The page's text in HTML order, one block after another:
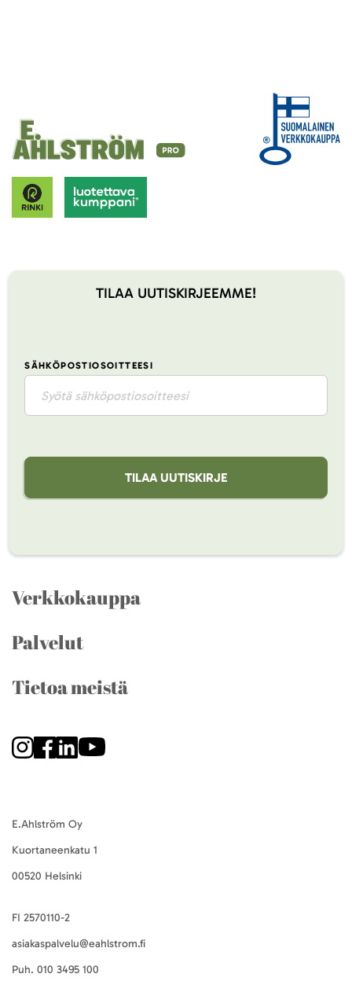
TILAA UUTISKIRJEEMME!
SÄHKÖPOSTIOSOITTEESI
TILAA UUTISKIRJE
Verkkokauppa
Palvelut
Tietoa meistä
E.Ahlström Oy
Kuortaneenkatu 1
00520 Helsinki
FI 2570110-2
asiakaspalvelu@eahlstrom.fi
Puh. 010 3495 100